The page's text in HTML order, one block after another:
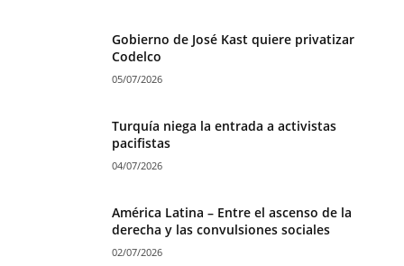
Gobierno de José Kast quiere privatizar
Codelco
05/07/2026
Turquía niega la entrada a activistas
pacifistas
04/07/2026
América Latina – Entre el ascenso de la
derecha y las convulsiones sociales
02/07/2026